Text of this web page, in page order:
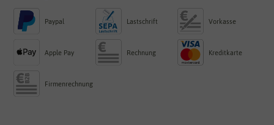
Paypal Lastschrift Vorkasse
Apple Pay Rechnung Kreditkarte
Firmenrechnung